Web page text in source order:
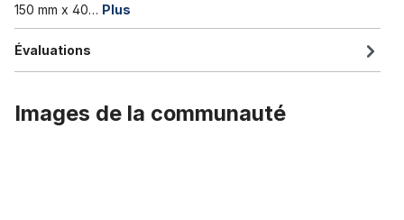
150 mm x 40… Plus
Évaluations
Images de la communauté